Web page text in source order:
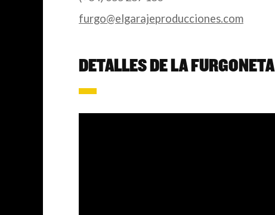
furgo@elgarajeproducciones.com
DETALLES DE LA FURGONETA